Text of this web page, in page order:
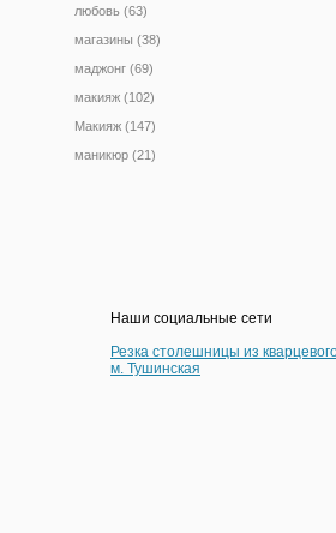
любовь (63)
магазины (38)
маджонг (69)
макияж (102)
Макияж (147)
маникюр (21)
Наши социальные сети
Резка столешницы из
м. Тушинская